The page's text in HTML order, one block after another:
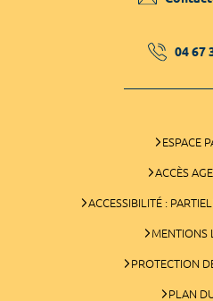
04 67
ESPACE
ACCÈS
ACCESSIBILITÉ :
MENTIONS
PROTECTION
PLAN